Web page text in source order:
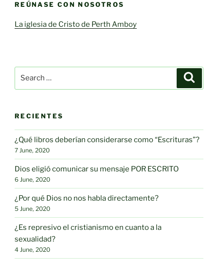
REÚNASE CON NOSOTROS
La iglesia de Cristo de Perth Amboy
RECIENTES
¿Qué libros deberían considerarse como “Escrituras”?
7 June, 2020
Dios eligió comunicar su mensaje POR ESCRITO
6 June, 2020
¿Por qué Dios no nos habla directamente?
5 June, 2020
¿Es represivo el cristianismo en cuanto a la
sexualidad?
4 June, 2020